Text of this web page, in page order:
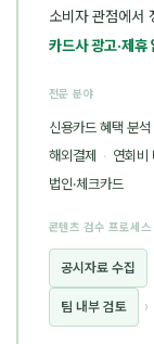
소비자 관점에서
카드사 광고·제휴
전문 분야
신용카드 혜택 분석
해외결제 · 연회비
법인·체크카드
콘텐츠 검수 프로세스
공시자료 수집
팀 내부 검토 ›